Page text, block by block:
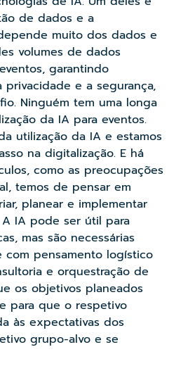
de dados e a
muito dos dados e
volumes de dados
garantindo
privacidade e a segurança,
Ninguém tem uma longa
da IA para eventos.
utilização da IA e estamos
na digitalização. E há
como as preocupações
temos de pensar em
planear e implementar
IA pode ser útil para
mas são necessárias
com pensamento logístico
e orquestração de
os objetivos planeados
para que o respetivo
às expectativas dos
grupo-alvo e se